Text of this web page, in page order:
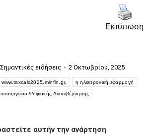
Εκτύπωση
Σημαντικές ειδήσεις
2 Οκτωβρίου, 2025
www.taxcalc2025.minfin.gr. η ηλεκτρονική εφαρμογή
υπουργείου Ψηφιακής Διακυβέρνησης
αυτήν την ανάρτηση